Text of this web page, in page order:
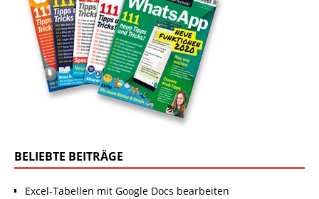
BELIEBTE BEITRÄGE
Excel-Tabellen mit Google Docs bearbeiten